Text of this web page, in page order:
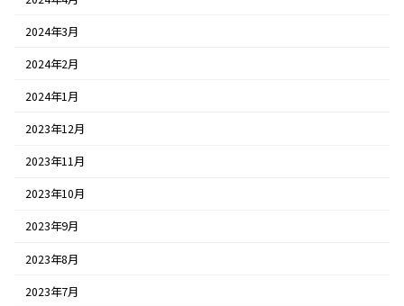
2024年3月
2024年2月
2024年1月
2023年12月
2023年11月
2023年10月
2023年9月
2023年8月
2023年7月